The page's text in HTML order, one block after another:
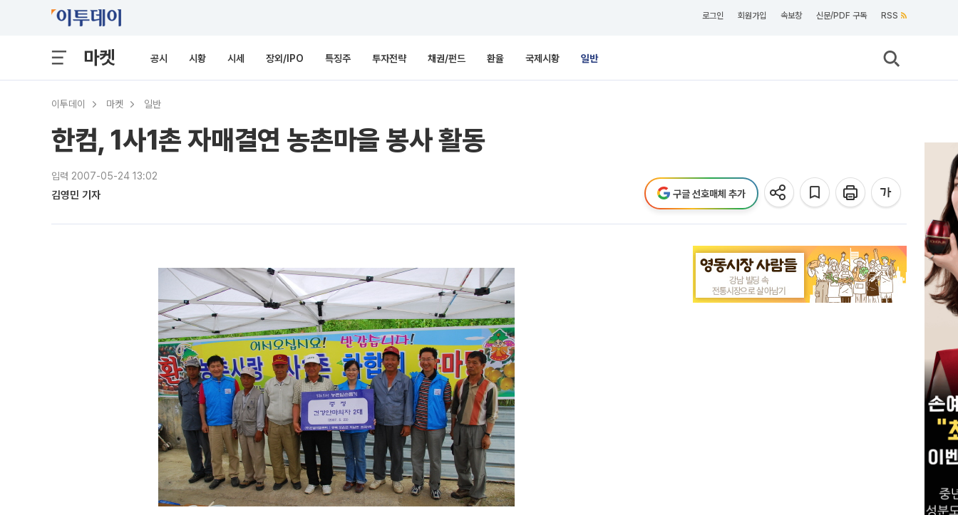
로그인 회원가입 속보창 신문/PDF 구독 RSS
마켓 공시 시황 시세 장외/IPO 특징주 투자전략 채권/펀드 환율 국제시황 일반
이투데이 마켓 일반
한컴, 1사1촌 자매결연 농촌마을 봉사 활동
입력 2007-05-24 13:02
김영민 기자 구글 선호매체 추가